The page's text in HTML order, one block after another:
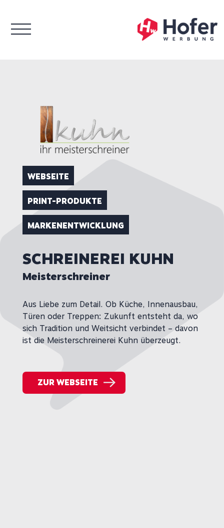
WEBSEITE
PRINT-PRODUKTE
MARKENENTWICKLUNG
SCHREINEREI KUHN
Meisterschreiner
Aus Liebe zum Detail. Ob Küche, Innenausbau,
Türen oder Treppen: Zukunft entsteht da, wo
sich Tradition und Weitsicht verbindet – davon
ist die Meisterschreinerei Kuhn überzeugt.
ZUR WEBSEITE